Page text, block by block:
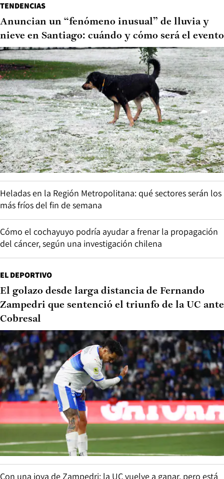
TENDENCIAS
Anuncian un “fenómeno inusual” de lluvia y
nieve en Santiago: cuándo y cómo será el evento
Heladas en la Región Metropolitana: qué sectores serán los
más fríos del fin de semana
Cómo el cochayuyo podría ayudar a frenar la propagación
del cáncer, según una investigación chilena
EL DEPORTIVO
El golazo desde larga distancia de Fernando
Zampedri que sentenció el triunfo de la UC ante
Cobresal
Con una joya de Zampedri: la UC vuelve a ganar, pero está